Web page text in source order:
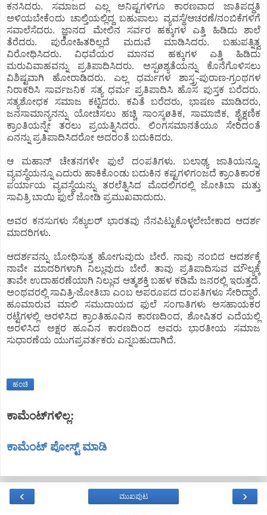
ಕನಸಿದರು. ಸಮಾಜದ ಎಲ್ಲ ಅನಿಷ್ಟಗಳಿಗೂ ಕಾರಣವಾದ ಜಾತಿಪದ್ಧತಿ
ಅಳಿಯಬೇಕೆಂದು ಚಾಲ್ತಿಯಲ್ಲಿದ್ದ ಬಹುಪಾಲು ವ್ಯವಸ್ಥೆ/ಆಚರಣೆ/ನಂಬಿಕೆಗಳಿಗೆ
ಸವಾಲೆಸೆದರು. ಜ್ಞಾನದ ಮೇಲಿನ ಸರ್ವರ ಹಕ್ಕುಗಳ ಎತ್ತಿ ಹಿಡಿದು ಶಾಲೆ
ತೆರೆದರು. ಪುರೋಹಿತರಿಲ್ಲದೆ ಮದುವೆ ಮಾಡಿಸಿದರು. ಬಹುಪತ್ನಿತ್ವ
ವಿರೋಧಿಸಿದರು. ವಿಧವೆಯರ ಮಾನವ ಹಕ್ಕುಗಳ ಎತ್ತಿ ಹಿಡಿದು
ಮರುವಿವಾಹವನ್ನು ಪ್ರತಿಪಾದಿಸಿದರು. ಅಸ್ಪøಶ್ಯತೆಯನ್ನು ಕೊನೆಗೊಳಿಸಲು
ವಿಶಿಷ್ಟವಾಗಿ ಹೋರಾಡಿದರು. ಎಲ್ಲ ಧರ್ಮಗಳ ಶಾಸ್ತ್ರ-ಪುರಾಣ-ಗ್ರಂಥಗಳ
ನಿರಾಕರಿಸಿ ಸಾರ್ವಜನಿಕ ಸತ್ಯ ಧರ್ಮ ಪ್ರತಿಪಾದಿಸಿ ಹೊಸ ಪುಸ್ತಕ ಬರೆದರು.
ಸತ್ಯಶೋಧಕ ಸಮಾಜ ಕಟ್ಟಿದರು. ಕವಿತೆ ಬರೆದರು, ಭಾಷಣ ಮಾಡಿದರು,
ಜನಸಾಮಾನ್ಯನನ್ನು ಯೋಚಿಸಲು ಹಚ್ಚಿ ಸಾಂಸ್ಕøತಿಕ, ಸಾಮಾಜಿಕ, ಶೈಕ್ಷಣಿಕ
ಕ್ರಾಂತಿಯನ್ನೇ ತರಲು ಪ್ರಯತ್ನಿಸಿದರು. ಲಿಂಗಸಮಾನತೆಯೂ ಸೇರಿದಂತೆ
ಏನನ್ನು ಪ್ರತಿಪಾದಿಸಿದರೋ ಅದರಂತೆ ಬದುಕಿದರು.
ಆ ಮಹಾನ್ ಚೇತನಗಳೇ ಫುಲೆ ದಂಪತಿಗಳು. ಬಲಾಢ್ಯ ಜಾತಿಯನ್ನೂ,
ವ್ಯವಸ್ಥೆಯನ್ನೂ ಎದುರು ಹಾಕಿಕೊಂಡು ಬದುಕಿನ ಕಷ್ಟಗಳಿಗಂಜದೆ ಕ್ರಾಂತಿಕಾರಕ
ಪರ್ಯಾಯ ವ್ಯವಸ್ಥೆಯನ್ನು ತರಲೆತ್ನಿಸಿದ ಮೊದಲಿಗರಲ್ಲಿ ಜೋತಿಬಾ ಮತ್ತು
ಸಾವಿತ್ರಿ ಬಾಯಿ ಫುಲೆ ಜೋಡಿ ಪ್ರಮುಖವಾದುದು.
ಅವರ ಕನಸುಗಳು ಸೆಕ್ಯುಲರ್ ಭಾರತವು ನೆನಪಿಟ್ಟುಕೊಳ್ಳಲೇಬೇಕಾದ ಆದರ್ಶ
ಮಾದರಿಗಳು.
ಆದರ್ಶವನ್ನು ಬೋಧಿಸುತ್ತ ಹೋಗುವುದು ಬೇರೆ. ನಾವು ನಂಬಿದ ಆದರ್ಶಕ್ಕೆ
ನಾವೇ ಮಾದರಿಗಳಾಗಿ ನಿಲ್ಲುವುದು ಬೇರೆ. ತಾವು ಪ್ರತಿಪಾದಿಸುವ ಮೌಲ್ಯಕ್ಕೆ
ತಾವೇ ಉದಾಹರಣೆಯಾಗಿ ನಿಲ್ಲುವ ಆತ್ಮಶಕ್ತಿ ಬಹಳ ಕಡಿಮೆ ಜನರಲ್ಲಿ ಇರುತ್ತದೆ.
ಅಂಥವರಲ್ಲಿ ಸಾವಿತ್ರಿ-ಜೋತಿಬಾ ಎಂಬ ಅಪರೂಪದ ದಂಪತಿಗಳೂ ಸೇರಿದ್ದಾರೆ.
ಹೂಮಾರುವ ಮಾಲಿ ಸಮುದಾಯದ ಫುಲೆ ಸಂಗಾತಿಗಳು ಅಸಹಾಯಕರ
ರಟ್ಟೆಗಳಲ್ಲಿ ಅರಳಿಸಿದ ಕ್ರಾಂತಿಹೂವಿನ ಕಾರಣದಿಂದ, ಶೋಷಿತರ ಎದೆಯಲ್ಲಿ
ಅರಳಿಸಿದ ಅಕ್ಷರ ಹೂವಿನ ಕಾರಣದಿಂದ ಅವರು ಭಾರತೀಯ ಸಮಾಜ
ಸುಧಾರಣೆಯ ಯುಗಪ್ರವರ್ತಕರು ಎನ್ನಬಹುದಾಗಿದೆ.
ಹಂಚಿ
ಕಾಮೆಂಟ್‌ಗಳಿಲ್ಲ:
ಕಾಮೆಂಟ್‌‌ ಪೋಸ್ಟ್‌ ಮಾಡಿ
‹ ›
ಮುಖಪುಟ